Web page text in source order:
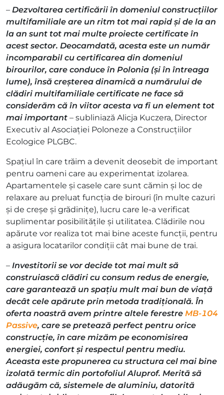
– Dezvoltarea certificării în domeniul construcțiilor
multifamiliale are un ritm tot mai rapid și de la an
la an sunt tot mai multe proiecte certificate în
acest sector. Deocamdată, acesta este un număr
incomparabil cu certificarea din domeniul
birourilor, care conduce în Polonia (și în întreaga
lume), însă creșterea dinamică a numărului de
clădiri multifamiliale certificate ne face să
considerăm că în viitor acesta va fi un element tot
mai important – subliniază Alicja Kuczera, Director
Executiv al Asociației Poloneze a Construcțiilor
Ecologice PLGBC.
Spațiul în care trăim a devenit deosebit de important
pentru oameni care au experimentat izolarea.
Apartamentele și casele care sunt cămin și loc de
relaxare au preluat funcția de birouri (în multe cazuri
și de creșe și grădinițe), lucru care le-a verificat
suplimentar posibilitățile și utilitatea. Clădirile nou
apărute vor realiza tot mai bine aceste funcții, pentru
a asigura locatarilor condiții cât mai bune de trai.
– Investitorii se vor decide tot mai mult să
construiască clădiri cu consum redus de energie,
care garantează un spațiu mult mai bun de viață
decât cele apărute prin metoda tradițională. În
oferta noastră avem printre altele ferestre MB-104
Passive, care se pretează perfect pentru orice
construcție, în care mizăm pe economisirea
energiei, confort și respectul pentru mediu.
Aceasta este propunerea cu structura cel mai bine
izolată termic din portofoliul Aluprof. Merită să
adăugăm că, sistemele de aluminiu, datorită